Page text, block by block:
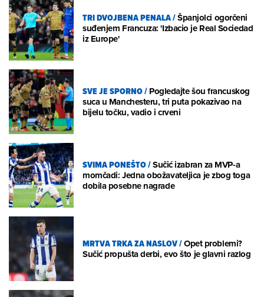
TRI DVOJBENA PENALA/Španjolci ogorčeni
suđenjem Francuza: 'Izbacio je Real Sociedad
iz Europe'
SVE JE SPORNO/Pogledajte šou francuskog
suca u Manchesteru, tri puta pokazivao na
bijelu točku, vadio i crveni
SVIMA PONEŠTO/Sučić izabran za MVP-a
momčadi: Jedna obožavateljica je zbog toga
dobila posebne nagrade
MRTVA TRKA ZA NASLOV/Opet problemi?
Sučić propušta derbi, evo što je glavni razlog